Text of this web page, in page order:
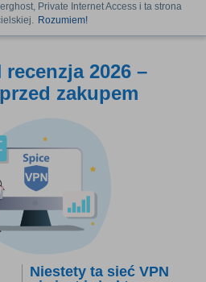
Private Internet Access i ta strona
Rozumiem!
recenzja 2026 –
zakupem
Niestety ta sieć VPN